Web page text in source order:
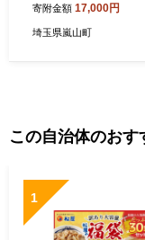
越し おすすめ 簡単 調理 つゆ
付き 埼玉県 嵐山町
寄附金額 17,000円
埼玉県嵐山町
この自治体のおす
1